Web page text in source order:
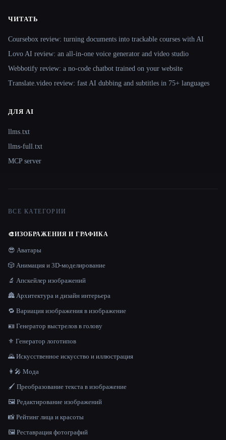
ЧИТАТЬ
Coursebox review: turning documents into trackable courses with AI
Lovo AI review: an all-in-one voice generator and video studio
Webbotify review: a no-code chatbot trained on your website
Translate.video review: fast AI dubbing and subtitles in 75+ languages
ДЛЯ AI
llms.txt
llms-full.txt
MCP server
ВСЕ КАТЕГОРИИ
🎨ИЗОБРАЖЕНИЯ И ГРАФИКА
😎 Аватары
🎲 Анимация и 3D-моделирование
🔬 Апскейлер изображений
🏯 Архитектура и дизайн интерьера
🔁 Вариация изображения в изображение
🪪 Генератор выстрелов в голову
⚜️ Генератор логотипов
🌄 Искусственное искусство и иллюстрация
👩‍🎤 Мода
🖌️ Преобразование текста в изображение
🖼️ Редактирование изображений
📸 Рейтинг лица и красоты
🖼️ Реставрация фотографий